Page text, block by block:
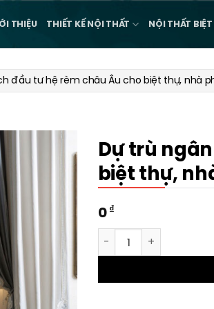
THIỆU THIẾT KẾ NỘI THẤT NỘI THẤT
đầu tư hệ rèm châu Âu cho biệt thự, nhà
Dự trù
biệt thự,
0₫
Dự trù ngân sách đầu